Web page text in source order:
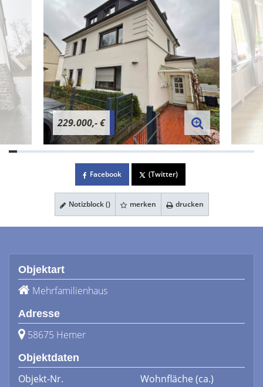
229.000,- €
Facebook (Twitter)
Notizblock () merken drucken
Objektart
Mehrfamilienhaus
Adresse
58675 Hemer
Objektdaten
Objekt-Nr.
Wohnfläche (ca.)